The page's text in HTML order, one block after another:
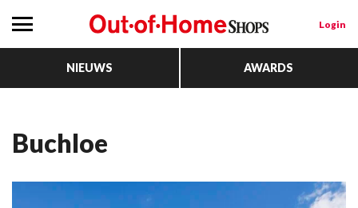
Login
NIEUWS AWARDS
Buchloe